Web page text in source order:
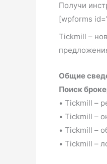
Получи
[wpforms
Tickmill –
Общие
Поиск
• Tickmill –
• Tickmill –
• Tickmill –
• Tickmill –